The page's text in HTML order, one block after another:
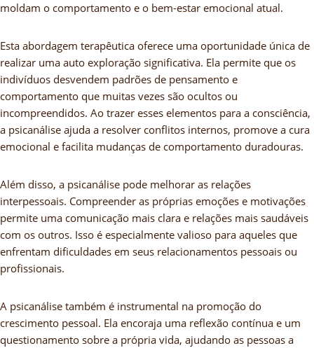
moldam o comportamento e o bem-estar emocional atual.
Esta abordagem terapêutica oferece uma oportunidade única de
realizar uma auto exploração significativa. Ela permite que os
indivíduos desvendem padrões de pensamento e
comportamento que muitas vezes são ocultos ou
incompreendidos. Ao trazer esses elementos para a consciência,
a psicanálise ajuda a resolver conflitos internos, promove a cura
emocional e facilita mudanças de comportamento duradouras.
Além disso, a psicanálise pode melhorar as relações
interpessoais. Compreender as próprias emoções e motivações
permite uma comunicação mais clara e relações mais saudáveis
com os outros. Isso é especialmente valioso para aqueles que
enfrentam dificuldades em seus relacionamentos pessoais ou
profissionais.
A psicanálise também é instrumental na promoção do
crescimento pessoal. Ela encoraja uma reflexão contínua e um
questionamento sobre a própria vida, ajudando as pessoas a